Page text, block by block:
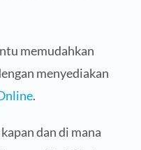
memudahkan
menyediakan
.
dan di mana